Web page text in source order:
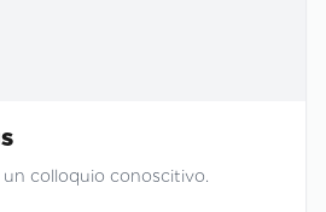
colloquio conoscitivo.